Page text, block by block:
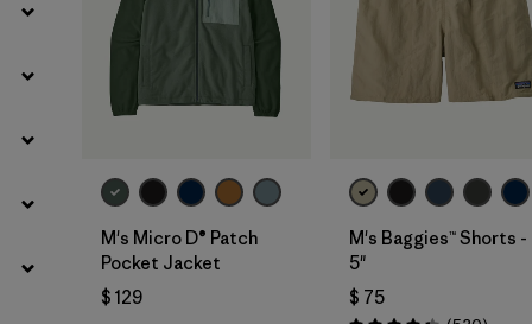
M's Micro D® Patch
Pocket Jacket
$ 129
M's Baggies™ Shorts -
5"
$ 75